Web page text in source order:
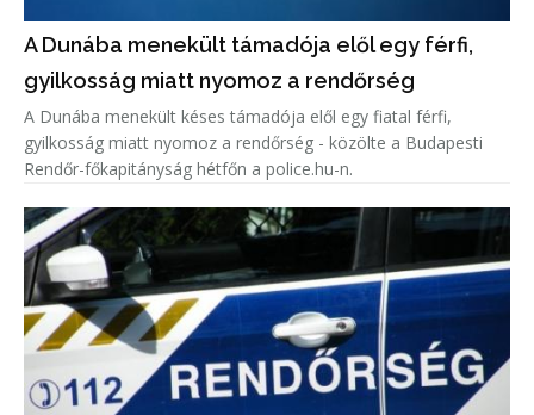
A Dunába menekült támadója elől egy férfi,
gyilkosság miatt nyomoz a rendőrség
A Dunába menekült késes támadója elől egy fiatal férfi,
gyilkosság miatt nyomoz a rendőrség - közölte a Budapesti
Rendőr-főkapitányság hétfőn a police.hu-n.